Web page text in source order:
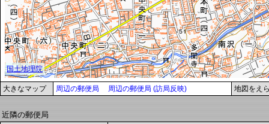
大きなマップ 周辺の郵便局 周辺の郵便局 (訪局反映) 地図をえ
近隣の郵便局